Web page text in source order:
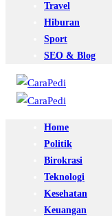
Travel
Hiburan
Sport
SEO & Blog
Home
Politik
Birokrasi
Teknologi
Kesehatan
Keuangan